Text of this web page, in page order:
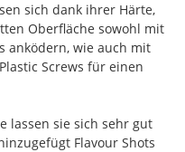
sich dank ihrer Härte,
Oberfläche sowohl mit
anködern, wie auch mit
Screws für einen
lassen sie sich sehr gut
Flavour Shots